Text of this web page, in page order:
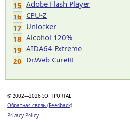
15 Adobe Flash Player
16 CPU-Z
17 Unlocker
18 Alcohol 120%
19 AIDA64 Extreme
20 Dr.Web CureIt!
© 2002—2026 SOFTPORTAL
Обратная связь (Feedback)
Privacy Policy